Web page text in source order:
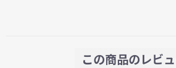
この商品のレビ